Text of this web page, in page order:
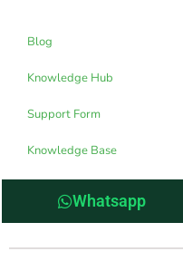
Blog
Knowledge Hub
Support Form
Knowledge Base
Whatsapp